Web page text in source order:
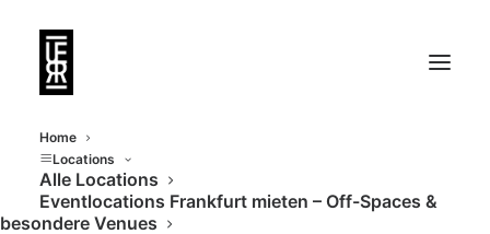
Home
Locations
Alle Locations
Eventlocations Frankfurt mieten – Off-Spaces &
besondere Venues